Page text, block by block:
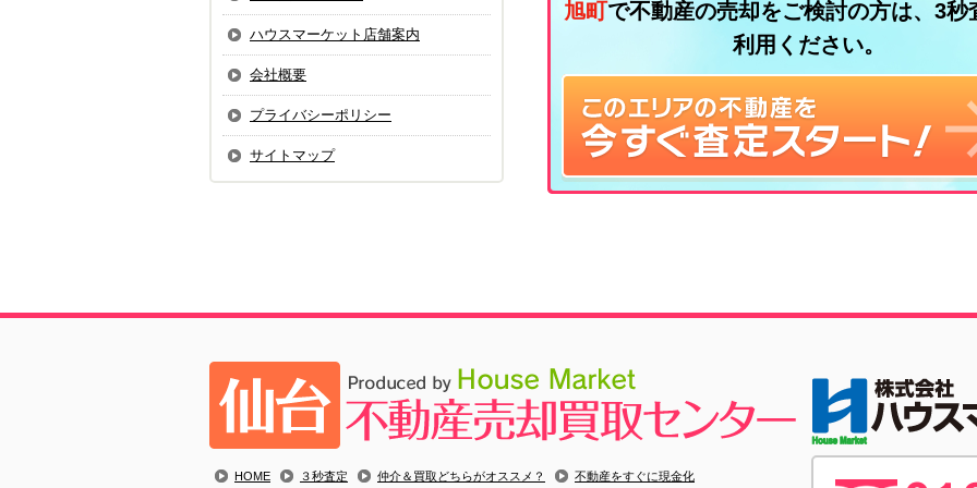
ハウスマーケット店舗案内
会社概要
プライバシーポリシー
サイトマップ
旭町で不動産の売却をご検討の方は、3秒
利用ください。
HOME ３秒査定 仲介＆買取どちらがオススメ？ 不動産をすぐに現金化